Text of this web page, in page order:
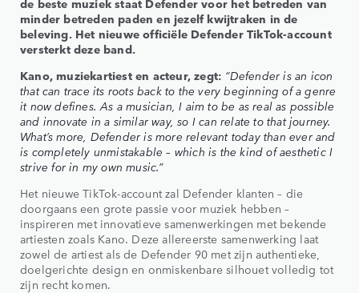
minder betreden paden en jezelf kwijtraken in de
beleving. Het nieuwe officiële Defender TikTok-account
versterkt deze band.
Kano, muziekartiest en acteur, zegt: “Defender is an icon
that can trace its roots back to the very beginning of a genre
it now defines. As a musician, I aim to be as real as possible
and innovate in a similar way, so I can relate to that journey.
What’s more, Defender is more relevant today than ever and
is completely unmistakable – which is the kind of aesthetic I
strive for in my own music.”
Het nieuwe TikTok-account zal Defender klanten – die
doorgaans een grote passie voor muziek hebben –
inspireren met innovatieve samenwerkingen met bekende
artiesten zoals Kano. Deze allereerste samenwerking laat
zowel de artiest als de Defender 90 met zijn authentieke,
doelgerichte design en onmiskenbare silhouet volledig tot
zijn recht komen.